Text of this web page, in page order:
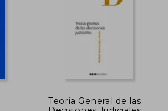
Teoria General de las